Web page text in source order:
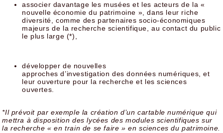
associer davantage les musées et les acteurs de la «
nouvelle économie du patrimoine », dans leur riche
diversité, comme des partenaires socio-économiques
majeurs de la recherche scientifique, au contact du public
le plus large (*),
développer de nouvelles
approches d’investigation des données numériques, et
leur ouverture pour la recherche et les sciences
ouvertes.
*Il prévoit par exemple la création d’un cartable numérique qui
mettra à disposition des lycées des modules scientifiques sur
la recherche « en train de se faire » en sciences du patrimoine.